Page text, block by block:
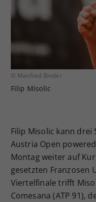
© Manfred Binder
Filip Misolic
Filip Misolic kann drei
Austria Open
Montag weiter auf
gesetzten Franzosen
Viertelfinale trifft
Comesana (ATP 91),